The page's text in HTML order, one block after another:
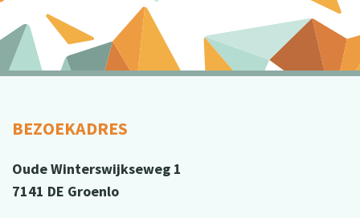
BEZOEKADRES
Oude Winterswijkseweg 1
7141 DE Groenlo